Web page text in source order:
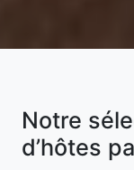
Notre
d’hôtes